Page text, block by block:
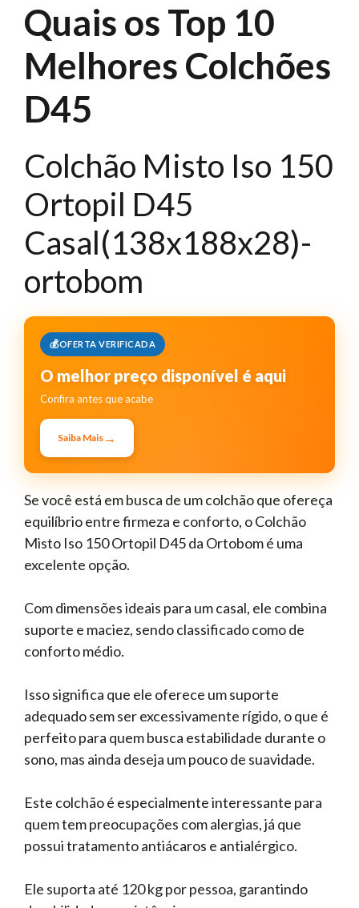
Quais os Top 10
Melhores Colchões
D45
Colchão Misto Iso 150
Ortopil D45
Casal(138x188x28)-
ortobom
OFERTA VERIFICADA
O melhor preço disponível é aqui
Confira antes que acabe
Saiba Mais →
Se você está em busca de um colchão que ofereça
equilíbrio entre firmeza e conforto, o Colchão
Misto Iso 150 Ortopil D45 da Ortobom é uma
excelente opção.
Com dimensões ideais para um casal, ele combina
suporte e maciez, sendo classificado como de
conforto médio.
Isso significa que ele oferece um suporte
adequado sem ser excessivamente rígido, o que é
perfeito para quem busca estabilidade durante o
sono, mas ainda deseja um pouco de suavidade.
Este colchão é especialmente interessante para
quem tem preocupações com alergias, já que
possui tratamento antiácaros e antialérgico.
Ele suporta até 120 kg por pessoa, garantindo